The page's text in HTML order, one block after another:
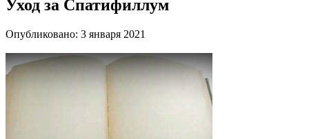
Уход за Cпатифиллум
Опубликовано: 3 января 2021